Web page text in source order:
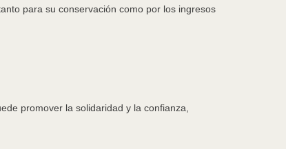
para su conservación como por los ingresos
promover la solidaridad y la confianza,